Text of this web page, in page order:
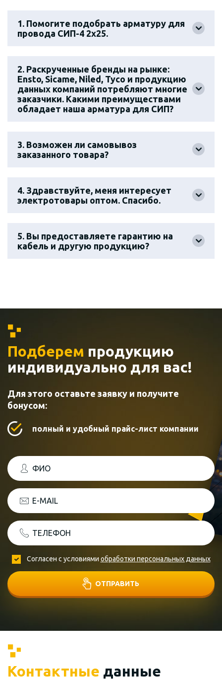
1. Помогите подобрать арматуру для
провода СИП-4 2х25.
2. Раскрученные бренды на рынке:
Ensto, Sicame, Niled, Tyco и продукцию
данных компаний потребляют многие
заказчики. Какими преимуществами
обладает наша арматура для СИП?
3. Возможен ли самовывоз
заказанного товара?
4. Здравствуйте, меня интересует
электротовары оптом. Спасибо.
5. Вы предоставляете гарантию на
кабель и другую продукцию?
Подберем продукцию
индивидуально для вас!
Для этого оставьте заявку и получите
бонусом:
полный и удобный прайс-лист компании
ФИО
E-MAIL
ТЕЛЕФОН
Согласен с условиями обработки персональных данных
ОТПРАВИТЬ
Контактные данные